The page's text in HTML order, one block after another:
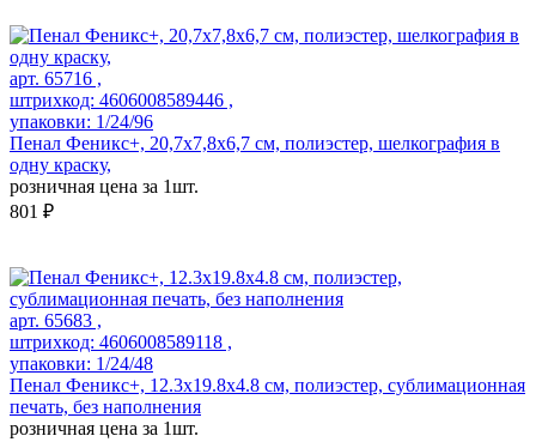
арт. 65716 ,
штрихкод: 4606008589446 ,
упаковки: 1/24/96
Пенал Феникс+, 20,7x7,8x6,7 см, полиэстер, шелкография в
одну краску,
розничная цена за 1шт.
801 ₽
арт. 65683 ,
штрихкод: 4606008589118 ,
упаковки: 1/24/48
Пенал Феникс+, 12.3x19.8x4.8 см, полиэстер, сублимационная
печать, без наполнения
розничная цена за 1шт.